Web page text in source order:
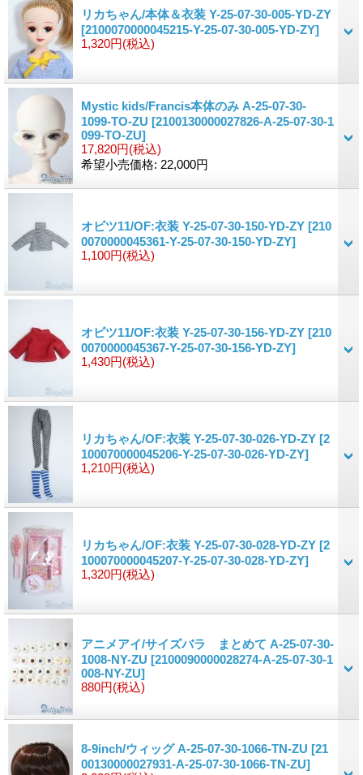
リカちゃん/本体＆衣装 Y-25-07-30-005-YD-ZY
[2100070000045215-Y-25-07-30-005-YD-ZY]
1,320円(税込)
Mystic kids/Francis本体のみ A-25-07-30-
1099-TO-ZU [2100130000027826-A-25-07-30-1
099-TO-ZU]
17,820円(税込)
希望小売価格: 22,000円
オビツ11/OF:衣装 Y-25-07-30-150-YD-ZY [210
0070000045361-Y-25-07-30-150-YD-ZY]
1,100円(税込)
オビツ11/OF:衣装 Y-25-07-30-156-YD-ZY [210
0070000045367-Y-25-07-30-156-YD-ZY]
1,430円(税込)
リカちゃん/OF:衣装 Y-25-07-30-026-YD-ZY [2
100070000045206-Y-25-07-30-026-YD-ZY]
1,210円(税込)
リカちゃん/OF:衣装 Y-25-07-30-028-YD-ZY [2
100070000045207-Y-25-07-30-028-YD-ZY]
1,320円(税込)
アニメアイ/サイズバラ まとめて A-25-07-30-
1008-NY-ZU [2100090000028274-A-25-07-30-1
008-NY-ZU]
880円(税込)
8-9inch/ウィッグ A-25-07-30-1066-TN-ZU [21
00130000027931-A-25-07-30-1066-TN-ZU]